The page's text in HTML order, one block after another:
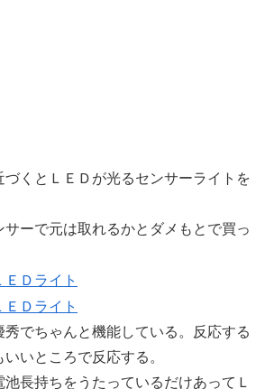
づくとＬＥＤが光るセンサーライトを
ーで元は取れるかとダメもとで買っ
でちゃんと機能している。反応する
いところで反応する。
長持ちをうたっているだけあってＬ